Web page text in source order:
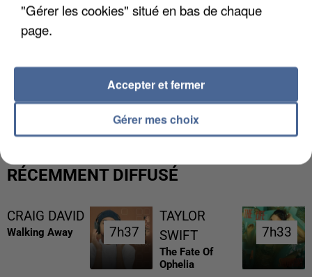
L’UN DES FONDATEURS SUPPOSÉS DE LA DZ
MAFIA INTERPELLÉ EN ALGÉRIE
RÉCEMMENT DIFFUSÉ
CRAIG DAVID
Walking Away 7h37
7h37
TAYLOR
SWIFT
The Fate Of
Ophelia
7h33
7h33
"Gérer les cookies" situé en bas de chaque
page.
Gérer mes choix
Accepter et fermer